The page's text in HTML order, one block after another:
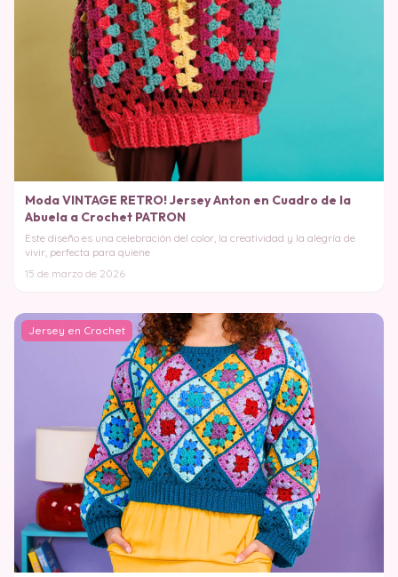
Moda VINTAGE RETRO! Jersey Anton en Cuadro de la
Abuela a Crochet PATRON
Este diseño es una celebración del color, la creatividad y la alegría de
vivir, perfecta para quiene
15 de marzo de 2026
Jersey en Crochet